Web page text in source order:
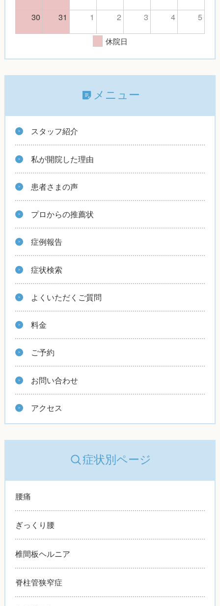
30
31 1 2 3 4 5
休院日
メニュー
スタッフ紹介
私が開院した理由
患者さまの声
プロからの推薦状
症例報告
症状検索
よくいただくご質問
料金
ご予約
お問い合わせ
アクセス
症状別ページ
腰痛
ぎっくり腰
椎間板ヘルニア
脊柱管狭窄症